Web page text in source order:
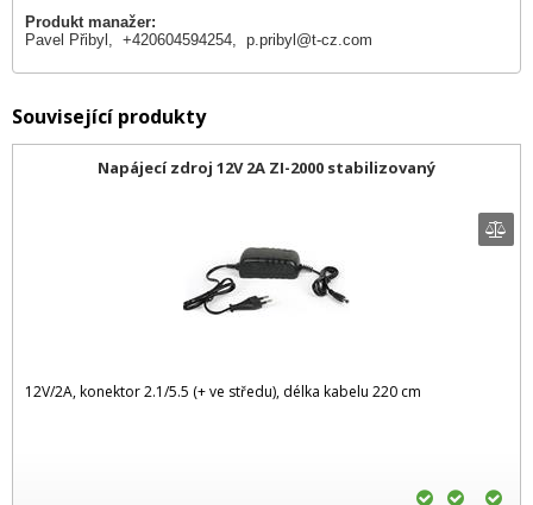
Produkt manažer:
Pavel Přibyl, +420604594254, p.pribyl@t-cz.com
Související produkty
Napájecí zdroj 12V 2A ZI-2000 stabilizovaný
12V/2A, konektor 2.1/5.5 (+ ve středu), délka kabelu 220 cm